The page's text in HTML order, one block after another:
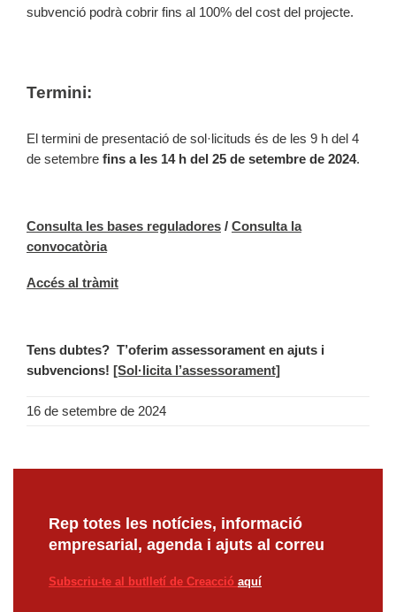
subvenció podrà cobrir fins al 100% del cost del projecte.
Termini:
El termini de presentació de sol·licituds és de les 9 h del 4
de setembre fins a les 14 h del 25 de setembre de 2024.
Consulta les bases reguladores / Consulta la
convocatòria
Accés al tràmit
Tens dubtes? T’oferim assessorament en ajuts i
subvencions! [Sol·licita l’assessorament]
16 de setembre de 2024
Rep totes les notícies, informació
empresarial, agenda i ajuts al correu
Subscriu-te al butlletí de Creacció aquí